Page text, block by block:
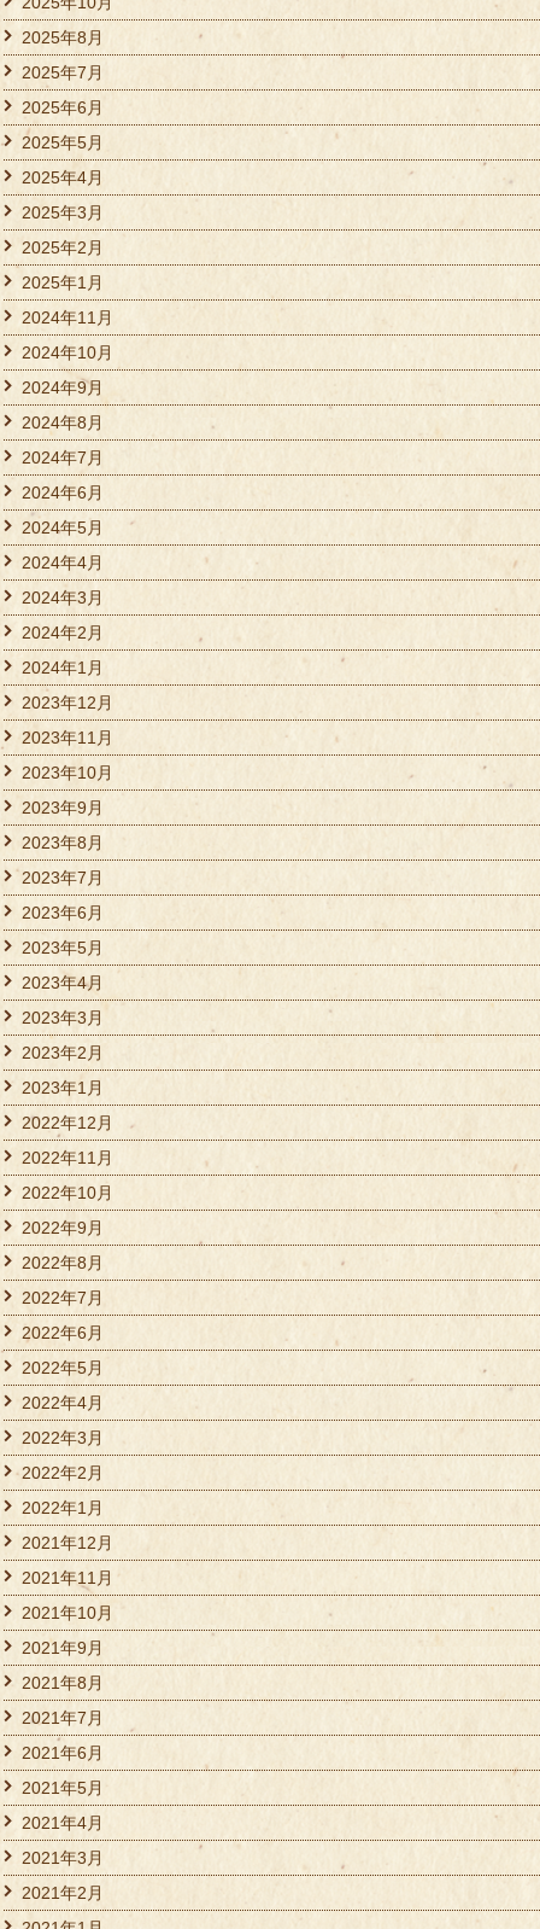
2025年8月
2025年7月
2025年6月
2025年5月
2025年4月
2025年3月
2025年2月
2025年1月
2024年11月
2024年10月
2024年9月
2024年8月
2024年7月
2024年6月
2024年5月
2024年4月
2024年3月
2024年2月
2024年1月
2023年12月
2023年11月
2023年10月
2023年9月
2023年8月
2023年7月
2023年6月
2023年5月
2023年4月
2023年3月
2023年2月
2023年1月
2022年12月
2022年11月
2022年10月
2022年9月
2022年8月
2022年7月
2022年6月
2022年5月
2022年4月
2022年3月
2022年2月
2022年1月
2021年12月
2021年11月
2021年10月
2021年9月
2021年8月
2021年7月
2021年6月
2021年5月
2021年4月
2021年3月
2021年2月